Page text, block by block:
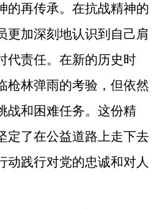
的再传承。在抗战精神的
更加深刻地认识到自己肩
代责任。在新的历史时
枪林弹雨的考验，但依然
战和困难任务。这份精
定了在公益道路上走下去
动践行对党的忠诚和对人